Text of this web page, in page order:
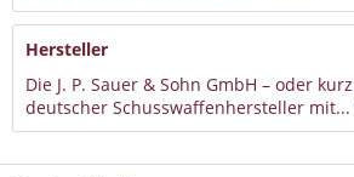
Hersteller
Die J. P. Sauer & Sohn GmbH – oder
deutscher Schusswaffenhersteller mit...